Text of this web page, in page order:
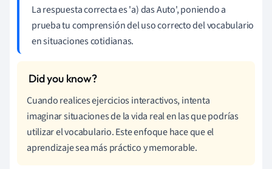
La respuesta correcta es 'a) das Auto', poniendo a
prueba tu comprensión del uso correcto del vocabulario
en situaciones cotidianas.
Cuando realices ejercicios interactivos, intenta
imaginar situaciones de la vida real en las que podrías
utilizar el vocabulario. Este enfoque hace que el
aprendizaje sea más práctico y memorable.